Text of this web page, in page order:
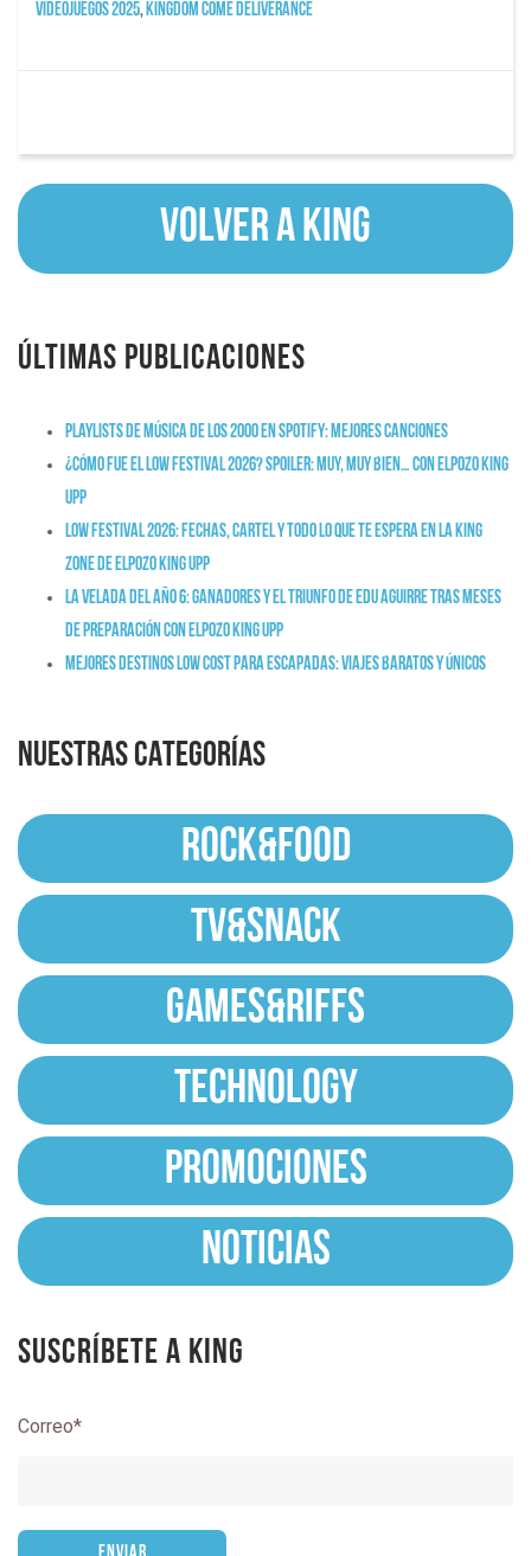
videojuegos 2025, Kingdom Come Deliverance
Volver a KING
Últimas publicaciones
Playlists de música de los 2000 en Spotify: mejores canciones
¿Cómo fue el Low Festival 2026? Spoiler: muy, muy bien… con ElPozo King
Upp
Low Festival 2026: fechas, cartel y todo lo que te espera en la King
Zone de ElPozo King Upp
La Velada del Año 6: ganadores y el triunfo de Edu Aguirre tras meses
de preparación con ElPozo King Upp
Mejores destinos low cost para escapadas: viajes baratos y únicos
NUESTRAS CATEGORÍAS
ROCK&FOOD
TV&SNACK
GAMES&RIFFS
TECHNOLOGY
PROMOCIONES
NOTICIAS
Suscríbete a King
Correo*